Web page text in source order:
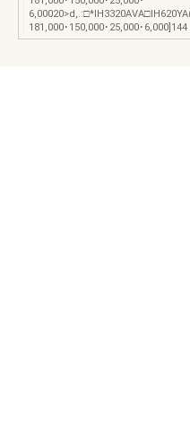
181,000･150,000･25,000･6,000]144